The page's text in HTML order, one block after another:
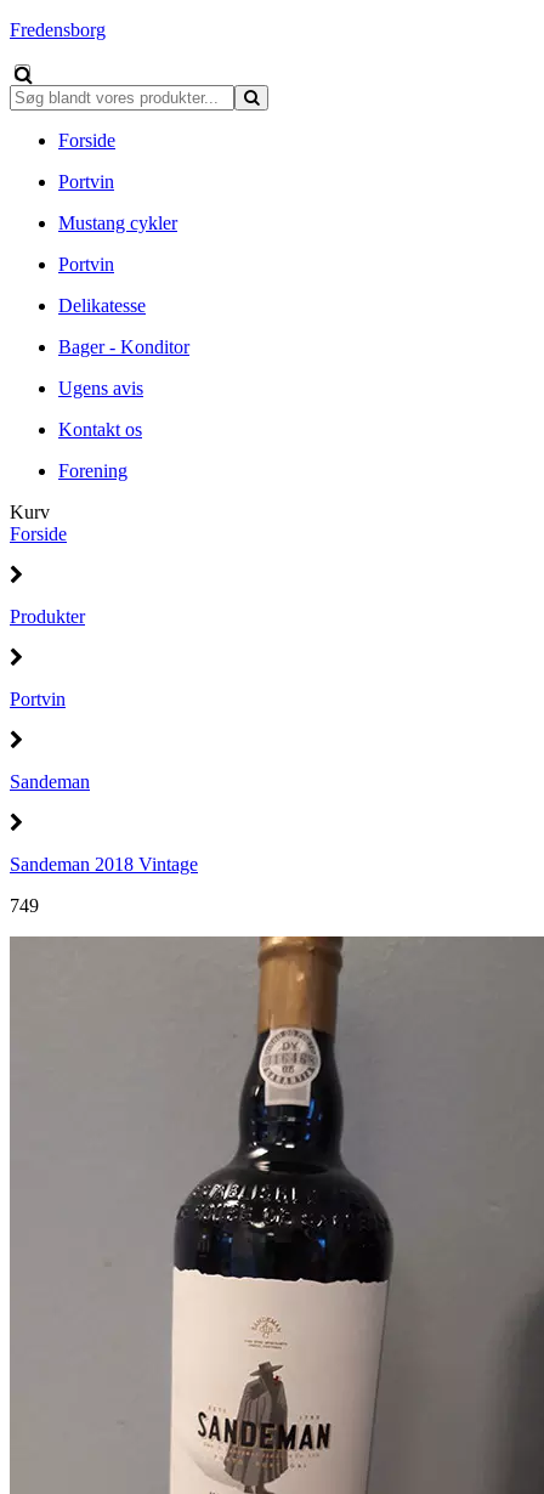
Fredensborg
Forside
Portvin
Mustang cykler
Portvin
Delikatesse
Bager - Konditor
Ugens avis
Kontakt os
Forening
Kurv
Forside
Produkter
Portvin
Sandeman
Sandeman 2018 Vintage
749